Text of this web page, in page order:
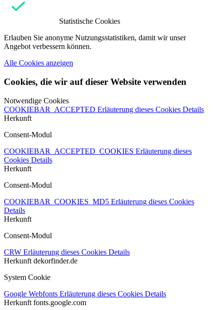
Statistische Cookies
Erlauben Sie anonyme Nutzungsstatistiken, damit wir unser
Angebot verbessern können.
Alle Cookies anzeigen
Cookies, die wir auf dieser Website verwenden
Notwendige Cookies
COOKIEBAR_ACCEPTED Erläuterung dieses Cookies Details
Herkunft
Consent-Modul
COOKIEBAR_ACCEPTED_COOKIES Erläuterung dieses
Cookies Details
Herkunft
Consent-Modul
COOKIEBAR_COOKIES_MD5 Erläuterung dieses Cookies
Details
Herkunft
Consent-Modul
CRW Erläuterung dieses Cookies Details
Herkunft dekorfinder.de
System Cookie
Google Webfonts Erläuterung dieses Cookies Details
Herkunft fonts.google.com